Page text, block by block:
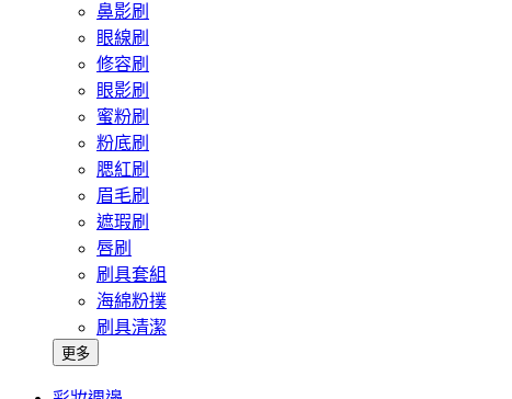
鼻影刷
眼線刷
修容刷
眼影刷
蜜粉刷
粉底刷
腮紅刷
眉毛刷
遮瑕刷
唇刷
刷具套組
海綿粉撲
刷具清潔
更多